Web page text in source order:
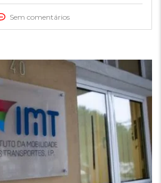
Sem comentários